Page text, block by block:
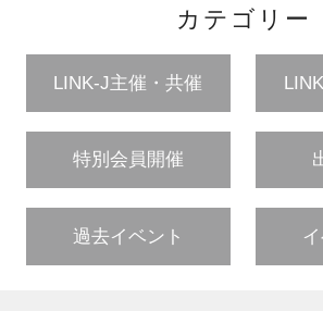
カテゴリー
LINK-J主催・共催
特別会員開催
過去イベント